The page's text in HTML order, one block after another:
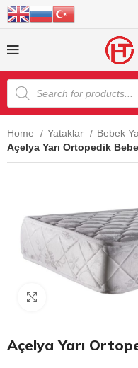
Home Yataklar
Bebek
Açelya Yarı Ortopedik
Click to enlarge
Açelya Yarı